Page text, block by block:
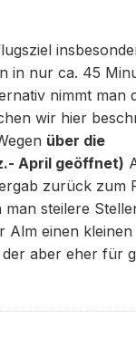
in nur ca. 45
nimmt man
wir hier
über die
April geöffnet)
zurück zum
steilere
Alm einen kleinen
der aber eher für